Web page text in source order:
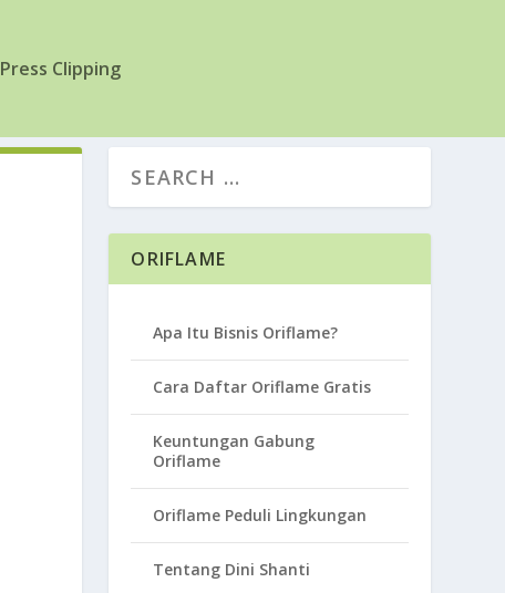
Press Clipping
ORIFLAME
Apa Itu Bisnis Oriflame?
Cara Daftar Oriflame Gratis
Keuntungan Gabung
Oriflame
Oriflame Peduli Lingkungan
Tentang Dini Shanti